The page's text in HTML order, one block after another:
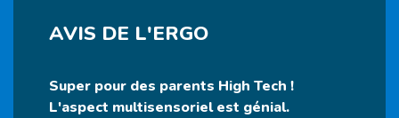
AVIS DE L'ERGO
Super pour des parents High Tech !
L'aspect multisensoriel est génial.